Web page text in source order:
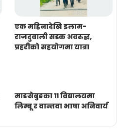
एक महिनादेखि इलाम-
राजदुवाली सडक अवरुद्ध,
प्रहरीको सहयोगमा यात्रा
माङसेबुङका ११ विद्यालयमा
लिम्बू र वान्तवा भाषा अनिवार्य